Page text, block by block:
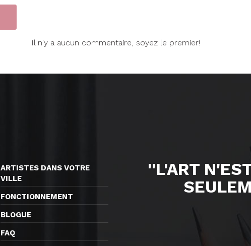
Il n'y a aucun commentaire, soyez le premier!
ARTISTES DANS VOTRE
VILLE
FONCTIONNEMENT
BLOGUE
FAQ
''L'ART